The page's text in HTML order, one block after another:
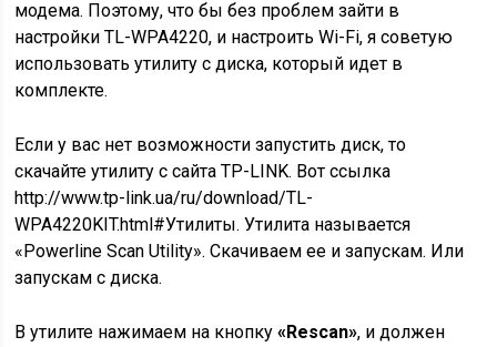
модема. Поэтому, что бы без проблем зайти в
настройки TL-WPA4220, и настроить Wi-Fi, я советую
использовать утилиту с диска, который идет в
комплекте.
Если у вас нет возможности запустить диск, то
скачайте утилиту с сайта TP-LINK. Вот ссылка
http://www.tp-link.ua/ru/download/TL-
WPA4220KIT.html#Утилиты. Утилита называется
«Powerline Scan Utility». Скачиваем ее и запускам. Или
запускам с диска.
В утилите нажимаем на кнопку«Rescan», и должен